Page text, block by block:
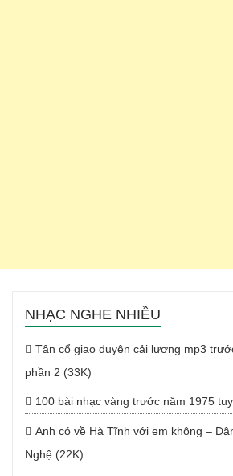
NHẠC NGHE NHIỀU
Tân cổ giao duyên cải lương mp3
phần 2 (33K)
100 bài nhạc vàng trước năm 1975
Anh có về Hà Tĩnh với em không –
Nghệ (22K)